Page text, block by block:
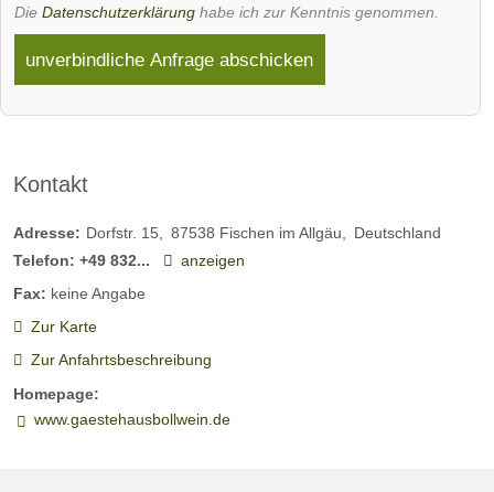
Die Datenschutzerklärung habe ich zur Kenntnis genommen.
unverbindliche Anfrage abschicken
Kontakt
Adresse: Dorfstr. 15 87538 Fischen im Allgäu
Deutschland
Telefon: +49 832...
anzeigen
Fax: keine Angabe
Zur Karte
Zur Anfahrtsbeschreibung
Homepage:
www.gaestehausbollwein.de